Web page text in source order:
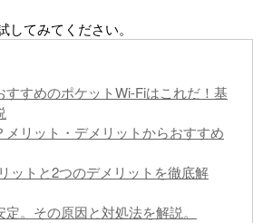
てみてください。
すめのポケットWi-Fiはこれだ！基
リット・デメリットからおすすめ
ットと2つのデメリットを徹底解
。その原因と対処法を解説。